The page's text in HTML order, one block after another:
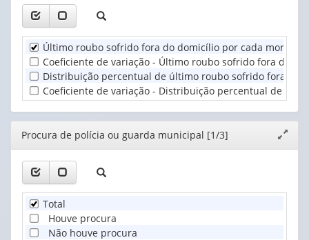
ou
guarda
municipa...
(1)
valor):
Unidade
Territorial
(1)
Último roubo sofrido fora do domicílio por cada
Coeficiente de variação - Último roubo sofrido fora do
Distribuição percentual de último roubo sofrido fora do
Coeficiente de variação - Distribuição percentual de
Editor
janela
Procura de polícia ou guarda municipal [1/3]
Total
Houve procura
Não houve procura